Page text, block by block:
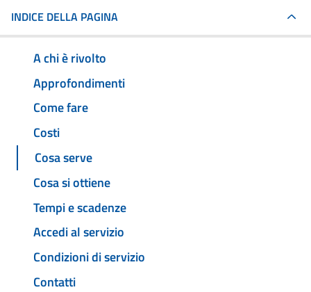
INDICE DELLA PAGINA
A chi è rivolto
Approfondimenti
Come fare
Costi
Cosa serve
Cosa si ottiene
Tempi e scadenze
Accedi al servizio
Condizioni di servizio
Contatti